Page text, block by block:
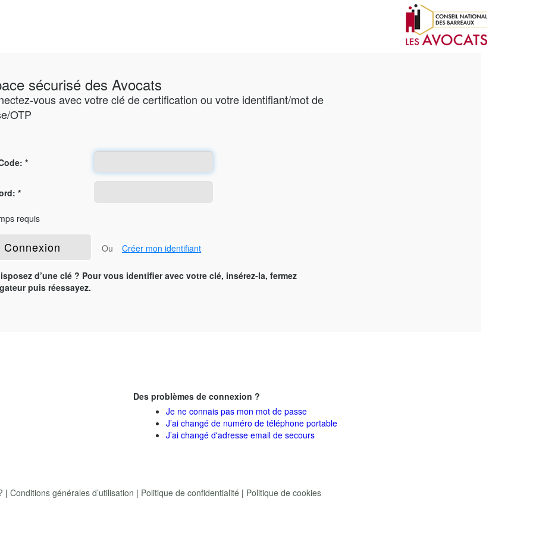
sécurisé des Avocats
vous avec votre clé de certification ou votre identifiant/mot de
OTP
*
*
requis
Ou Créer mon identifiant
d’une clé ? Pour vous identifier avec votre clé, insérez-la, fermez
puis réessayez.
Des problèmes de connexion ?
Je ne connais pas mon mot de passe
J’ai changé de numéro de téléphone portable
J’ai changé d'adresse email de secours
| Conditions générales d’utilisation | Politique de confidentialité | Politique de cookies